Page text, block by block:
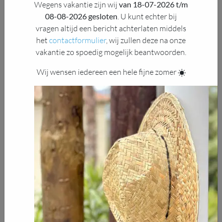
Wegens vakantie zijn wij van 18-07-2026 t/m
08-08-2026 gesloten. U kunt echter bij
vragen altijd een bericht achterlaten middels
het contactformulier, wij zullen deze na onze
vakantie zo spoedig mogelijk beantwoorden.
Wij wensen iedereen een hele fijne zomer
één enkele aansluiting ECO-push in zwart (KR02)
Calvus LB31 KR02
De Calvus is de coolste uitvoering in onze lijn ronde
buitendouches. De combinatie van vorm en materiaal maakt
hem een echte eyecatcher in zowel RVS als zwart!
Al onze buitendouches zijn naar wens samen te stellen met
extra opties en accessoires. Maak uw Calvus buitendouche
dus zo eenvoudig of uitgebreid als u wenst en laat het
genieten beginnen!
Calvus LB31 KR02
Materiaalgebruik